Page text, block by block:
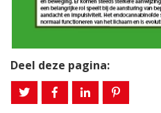
Deel deze pagina: